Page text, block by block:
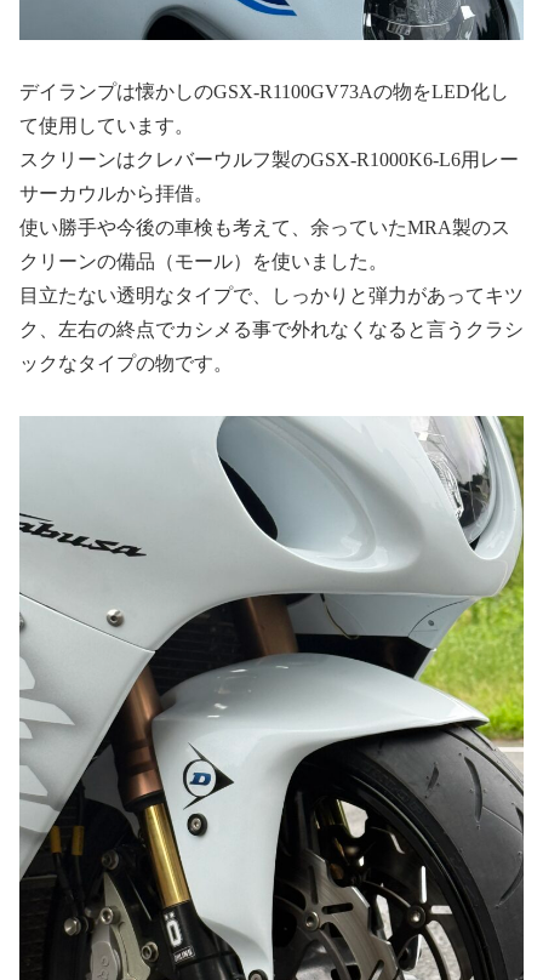
デイランプは懐かしのGSX-R1100GV73Aの物をLED化し
て使用しています。
スクリーンはクレバーウルフ製のGSX-R1000K6-L6用レー
サーカウルから拝借。
使い勝手や今後の車検も考えて、余っていたMRA製のス
クリーンの備品（モール）を使いました。
目立たない透明なタイプで、しっかりと弾力があってキツ
ク、左右の終点でカシメる事で外れなくなると言うクラシ
ックなタイプの物です。